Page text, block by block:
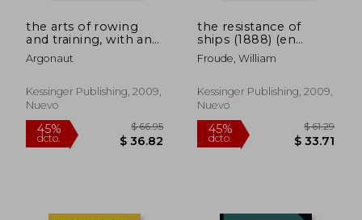
the arts of rowing
and training, with an
appendix: containing
the laws of boat
Inglés)
Argonaut
Kessinger Publishing, 2009,
Nuevo
the resistance of
ships (1888) (en
Inglés)
Froude, William
Kessinger Publishing, 2009,
Nuevo